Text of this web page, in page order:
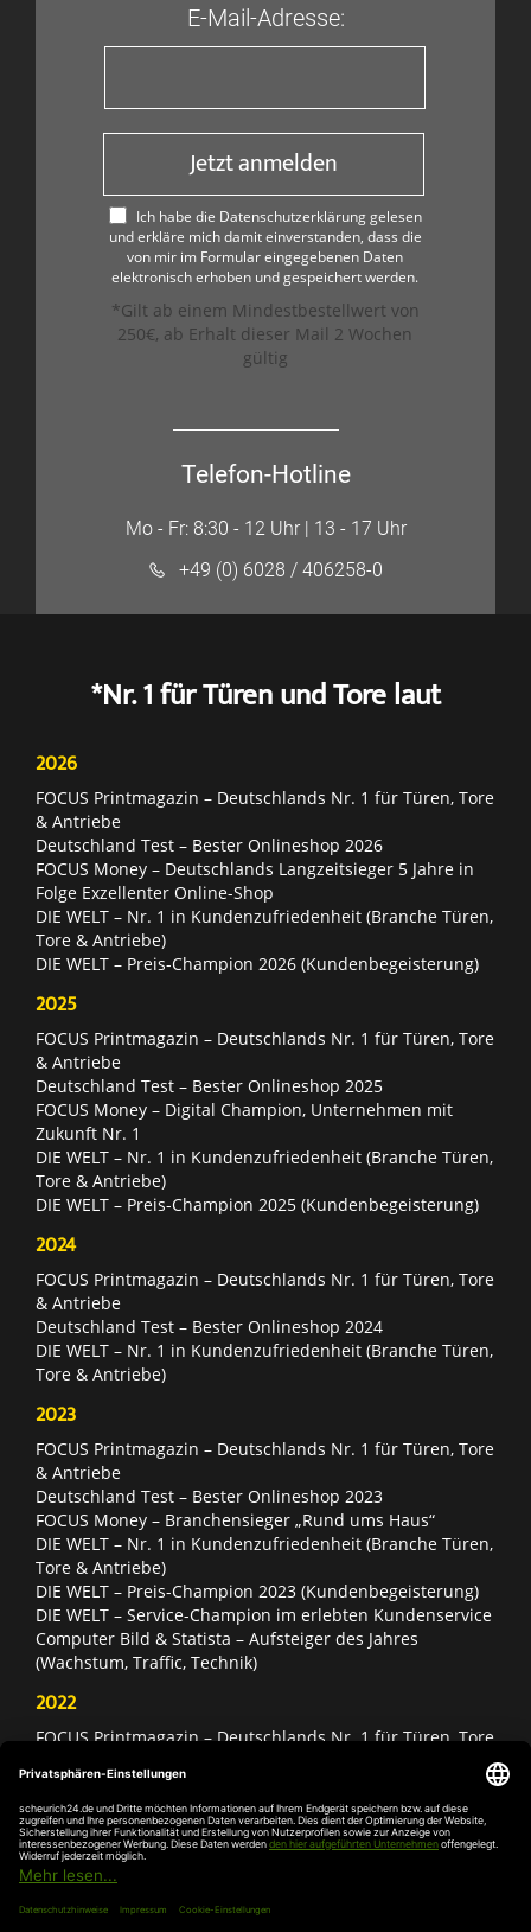
E-Mail-Adresse:
Jetzt anmelden
Ich habe die Datenschutzerklärung gelesen
und erkläre mich damit einverstanden, dass die
von mir im Formular eingegebenen Daten
elektronisch erhoben und gespeichert werden.
*Gilt ab einem Mindestbestellwert von
250€, ab Erhalt dieser Mail 2 Wochen
gültig
Telefon-Hotline
Mo - Fr: 8:30 - 12 Uhr | 13 - 17 Uhr
+49 (0) 6028 / 406258-0
*Nr. 1 für Türen und Tore laut
2026
FOCUS Printmagazin – Deutschlands Nr. 1 für Türen, Tore
& Antriebe
Deutschland Test – Bester Onlineshop 2026
FOCUS Money – Deutschlands Langzeitsieger 5 Jahre in
Folge Exzellenter Online-Shop
DIE WELT – Nr. 1 in Kundenzufriedenheit (Branche Türen,
Tore & Antriebe)
DIE WELT – Preis-Champion 2026 (Kundenbegeisterung)
2025
FOCUS Printmagazin – Deutschlands Nr. 1 für Türen, Tore
& Antriebe
Deutschland Test – Bester Onlineshop 2025
FOCUS Money – Digital Champion, Unternehmen mit
Zukunft Nr. 1
DIE WELT – Nr. 1 in Kundenzufriedenheit (Branche Türen,
Tore & Antriebe)
DIE WELT – Preis-Champion 2025 (Kundenbegeisterung)
2024
FOCUS Printmagazin – Deutschlands Nr. 1 für Türen, Tore
& Antriebe
Deutschland Test – Bester Onlineshop 2024
DIE WELT – Nr. 1 in Kundenzufriedenheit (Branche Türen,
Tore & Antriebe)
2023
FOCUS Printmagazin – Deutschlands Nr. 1 für Türen, Tore
& Antriebe
Deutschland Test – Bester Onlineshop 2023
FOCUS Money – Branchensieger „Rund ums Haus“
DIE WELT – Nr. 1 in Kundenzufriedenheit (Branche Türen,
Tore & Antriebe)
DIE WELT – Preis-Champion 2023 (Kundenbegeisterung)
DIE WELT – Service-Champion im erlebten Kundenservice
Computer Bild & Statista – Aufsteiger des Jahres
(Wachstum, Traffic, Technik)
2022
FOCUS Printmagazin – Deutschlands Nr. 1 für Türen, Tore
Deutschland Test – Bester Onlineshop 2022
FOCUS Money – Branchensieger „Rund ums Haus“
DIE WELT – Service-Champion im erlebten Kundenservice
DIE WELT – Branchengewinner Gold-Rang (Türen, Tore &
Antriebe)